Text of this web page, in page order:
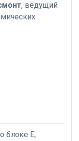
, ведущий
блоке Е,